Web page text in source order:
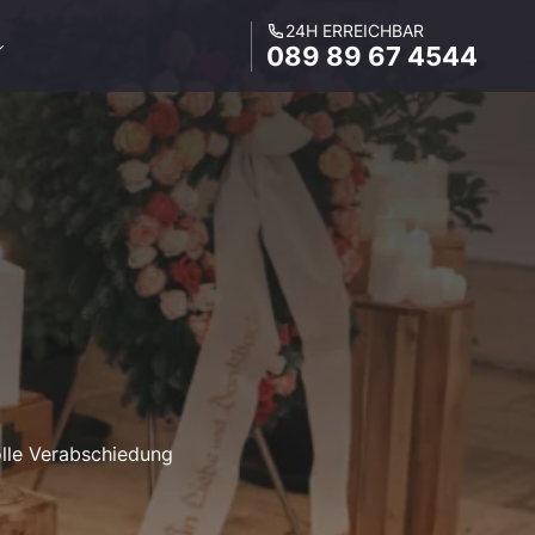
24H ERREICHBAR
089 89 67 4544
Verabschiedung